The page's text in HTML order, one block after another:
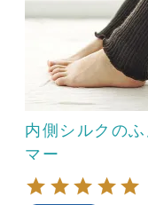
内側シルクの
マー